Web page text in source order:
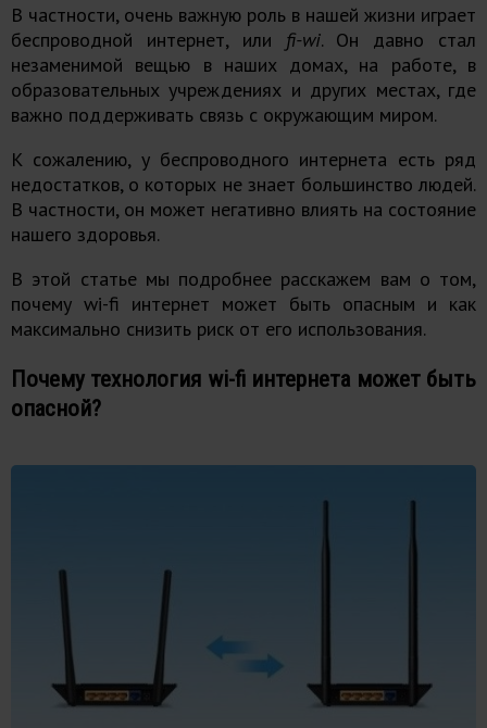
В частности, очень важную роль в нашей жизни играет
беспроводной интернет, или fi-wi. Он давно стал
незаменимой вещью в наших домах, на работе, в
образовательных учреждениях и других местах, где
важно поддерживать связь с окружающим миром.
К сожалению, у беспроводного интернета есть ряд
недостатков, о которых не знает большинство людей.
В частности, он может негативно влиять на состояние
нашего здоровья.
В этой статье мы подробнее расскажем вам о том,
почему wi-fi интернет может быть опасным и как
максимально снизить риск от его использования.
Почему технология wi-fi интернета может быть
опасной?